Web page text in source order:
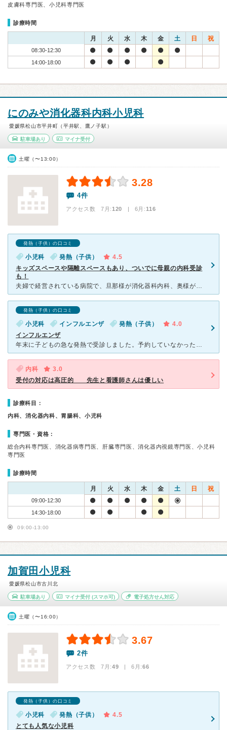
皮膚科専門医、小児科専門医
診療時間
月 火 水 木 金 土 日 祝
08:30-12:30
14:00-18:00
にのみや消化器科内科小児科
愛媛県松山市平井町（平井駅、鷹ノ子駅）
駐車場あり マイナ受付
土曜（〜13:00）
3.28
4件
アクセス数 7月:120 | 6月:116
発熱（子供）の口コミ
小児科 発熱（子供）
4.5
キッズスペースや隔離スペースもあり、ついでに母親の内科受診
も！
夫婦で経営されている病院で、旦那様が消化器科内科、奥様が小児科を担当されています。小児科は検診時には疾病ルームと隔離してくれるので安心です。看護師さんも優しく丁寧ですよ。キッズスペースもあるので待ち時
発熱（子供）の口コミ
小児科 インフルエンザ 発熱（子供）
4.0
インフルエンザ
年末に子どもの急な発熱で受診しました。予約していなかったので結構待ちましたが診察してもらえてありがたかったです。コロナとインフル両方検査してくださり5分ほどで結果が出てインフルエンザ陽性とのことでした
内科
3.0
受付の対応は高圧的 先生と看護師さんは優しい
診療科目：
内科、消化器内科、胃腸科、小児科
専門医・資格：
総合内科専門医、消化器病専門医、肝臓専門医、消化器内視鏡専門医、小児科
専門医
診療時間
月 火 水 木 金 土 日 祝
09:00-12:30
14:30-18:00
09:00-13:00
加賀田小児科
愛媛県松山市古川北
駐車場あり マイナ受付(スマホ可) 電子処方せん対応
土曜（〜16:00）
3.67
2件
アクセス数 7月:49 | 6月:66
発熱（子供）の口コミ
小児科 発熱（子供）
4.5
とても人気な小児科